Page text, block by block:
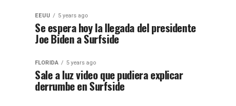
EEUU 5 years ago
Se espera hoy la llegada del presidente
Joe Biden a Surfside
FLORIDA 5 years ago
Sale a luz video que pudiera explicar
derrumbe en Surfside